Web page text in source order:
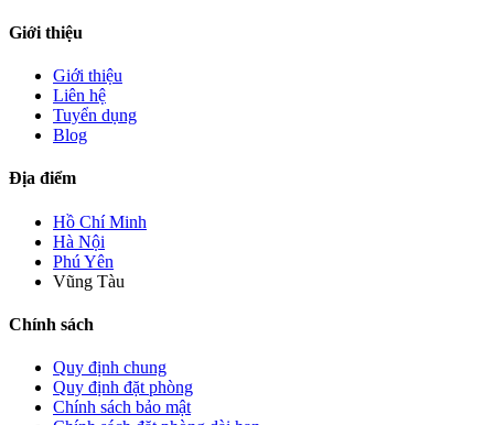
Giới thiệu
Giới thiệu
Liên hệ
Tuyển dụng
Blog
Địa điểm
Hồ Chí Minh
Hà Nội
Phú Yên
Vũng Tàu
Chính sách
Quy định chung
Quy định đặt phòng
Chính sách bảo mật